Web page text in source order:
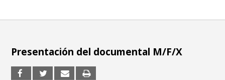
Presentación del documental M/F/X